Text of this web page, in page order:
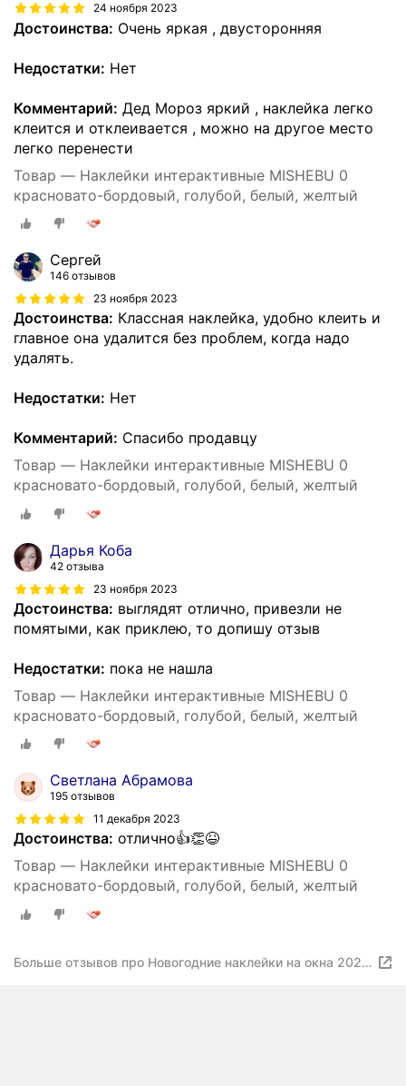
24 ноября 2023
Достоинства: Очень яркая , двусторонняя
Недостатки: Нет
Комментарий: Дед Мороз яркий , наклейка легко
клеится и отклеивается , можно на другое место
легко перенести
Товар — Наклейки интерактивные MISHEBU 0
красновато-бордовый, голубой, белый, желтый
Сергей
146 отзывов
23 ноября 2023
Достоинства: Классная наклейка, удобно клеить и
главное она удалится без проблем, когда надо
удалять.
Недостатки: Нет
Комментарий: Спасибо продавцу
Товар — Наклейки интерактивные MISHEBU 0
красновато-бордовый, голубой, белый, желтый
Дарья Коба
42 отзыва
23 ноября 2023
Достоинства: выглядят отлично, привезли не
помятыми, как приклею, то допишу отзыв
Недостатки: пока не нашла
Товар — Наклейки интерактивные MISHEBU 0
красновато-бордовый, голубой, белый, желтый
Светлана Абрамова
195 отзывов
11 декабря 2023
Достоинства: отлично👍👏😆
Товар — Наклейки интерактивные MISHEBU 0
красновато-бордовый, голубой, белый, желтый
Больше отзывов про Новогодние наклейки на окна 2024